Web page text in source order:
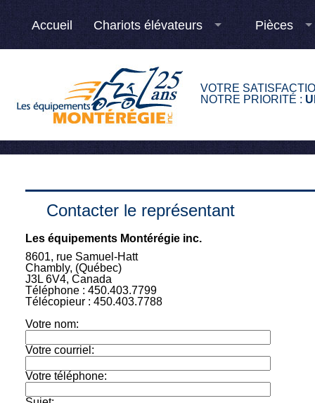
Accueil Chariots élévateurs Pièces
VOTRE
NOTRE PRIORITÉ :
Contacter le représentant
Les équipements Montérégie inc.
8601, rue Samuel-Hatt
Chambly, (Québec)
J3L 6V4, Canada
Téléphone : 450.403.7799
Télécopieur : 450.403.7788
Votre nom:
Votre courriel:
Votre téléphone: